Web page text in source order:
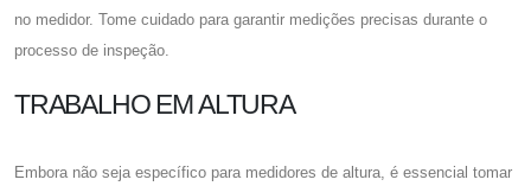
no medidor. Tome cuidado para garantir medições precisas durante o
processo de inspeção.
TRABALHO EM ALTURA
Embora não seja específico para medidores de altura, é essencial tomar